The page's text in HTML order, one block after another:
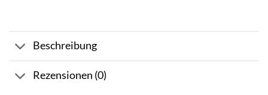
Beschreibung
Rezensionen (0)